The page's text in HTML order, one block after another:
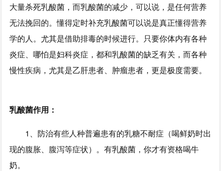
大量杀死乳酸菌，而乳酸菌的减少，可以说，是任何营养
无法挽回的。懂得定时补充乳酸菌可以说是真正懂得营养
学的人。尤其是借助排毒的时候进行。只要你体内有各种
炎症、哪怕是妇科炎症，都和乳酸菌的缺乏有关，而各种
慢性疾病，尤其是乙肝患者、肿瘤患者，更是极度需要。
乳酸菌作用：
1、防治有些人种普遍患有的乳糖不耐症（喝鲜奶时出
现的腹胀、腹泻等症状）。有乳酸菌，你才有资格喝牛
奶。